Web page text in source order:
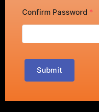
Confirm Password *
Submit